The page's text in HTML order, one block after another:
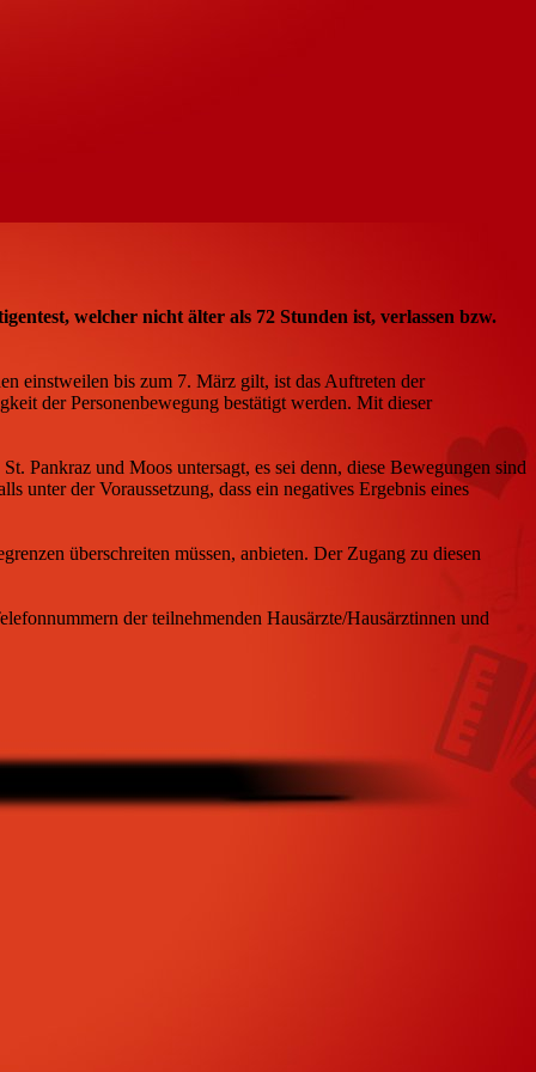
welcher nicht älter als 72 Stunden ist, verlassen bzw.
einstweilen bis zum 7. März gilt, ist das Auftreten der
der Personenbewegung bestätigt werden. Mit dieser
Pankraz und Moos untersagt, es sei denn, diese Bewegungen sind
unter der Voraussetzung, dass ein negatives Ergebnis eines
überschreiten müssen, anbieten. Der Zugang zu diesen
der teilnehmenden Hausärzte/Hausärztinnen und